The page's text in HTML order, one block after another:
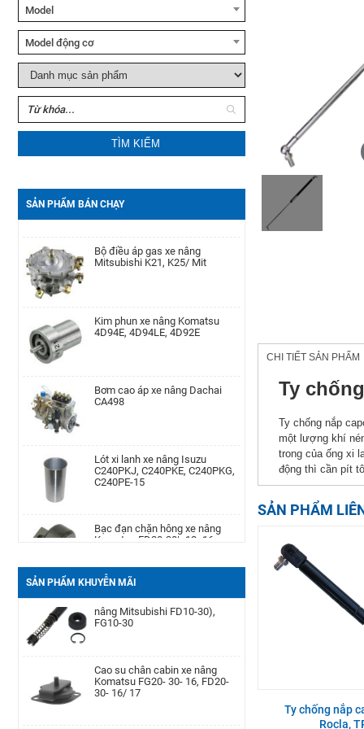
Model
Model động cơ
TÌM KIẾM
SẢN PHẨM BÁN CHẠY
Xe nâng tay Noblelift HPT20S
Mitsubishi K21, K25/ Mit
4D94E, 4D94LE, 4D92E
CA498
C240PKJ, C240PKE, C240PKG,
C240PE-15
Komatsu FD20-30| -12 -16,
FB20-30EX8-11
Càng xe nâng Type II A type
100 * 40 * 1220
7 TEU FB30
SẢN PHẨM KHUYỄN MÃI
Bộ phớt xi lanh nghiêng xe nâng
4D92E/4TNE92/4D94E/4D94LE/4TNE94/4D98E/4TNE98/
Ⅱ/7-8FD(+0.25)
TCM 6BG1
Komatsu Kom. FD20-
30/-11/-12/-14/-15/-16/-17,FG20-
TD27, QD32
FD20-30Z5, FD10-18T12, FG10-
Bộ ruột xi lanh ly hợp chính xe
nâng Mitsubishi FD10-30),
FG10-30
Komatsu FG20- 30- 16, FD20-
30- 16/ 17
CHI TIẾT SẢN PHẨM
Ty
Ty chống nắp
một lượng khí
trong của ống xi
động thì cần pít
SẢN PHẨM
Ty chống nắp
Rocla,